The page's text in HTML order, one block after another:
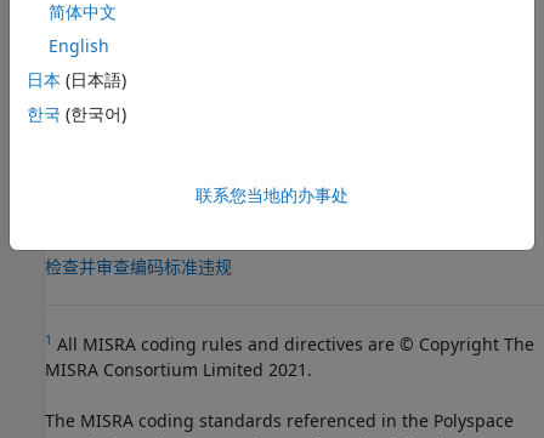
类别：必需
版本历史记录
在 R2013b 中推出
另请参阅
检查并审查编码标准违规
1 All MISRA coding rules and directives are © Copyright The
MISRA Consortium Limited 2021.
The MISRA coding standards referenced in the Polyspace
简体中文
English
日本 (日本語)
한국 (한국어)
联系您当地的办事处